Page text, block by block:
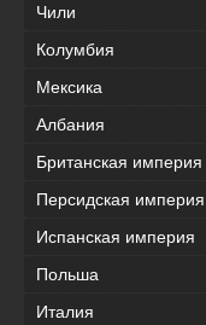
Чили
Колумбия
Мексика
Албания
Британская империя
Персидская империя
Испанская империя
Польша
Италия